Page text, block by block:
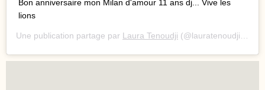
Bon anniversaire mon Milan d'amour 11 ans dj... Vive les
lions
Une publication partage par Laura Tenoudji (@lauratenoudji) le